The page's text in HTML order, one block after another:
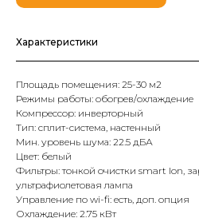
Характеристики
Площадь помещения: 25-30 м2
Режимы работы: обогрев/охлаждение
Компрессор: инверторный
Тип: сплит-система, настенный
Мин. уровень шума: 22.5 дБА
Цвет: белый
Фильтры: тонкой очистки smart Ion,
ультрафиолетовая лампа
Управление по wi-fi: есть, доп. опция
Охлаждение: 2.75 кВт